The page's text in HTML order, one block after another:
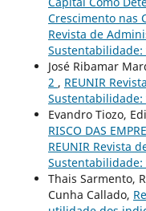
Crescimento nas
Revista de
Sustentabilidade:
José Ribamar
2 , REUNIR
Sustentabilidade:
Evandro Tiozo,
RISCO DAS
REUNIR Revista
Sustentabilidade:
Thais Sarmento,
Cunha Callado,